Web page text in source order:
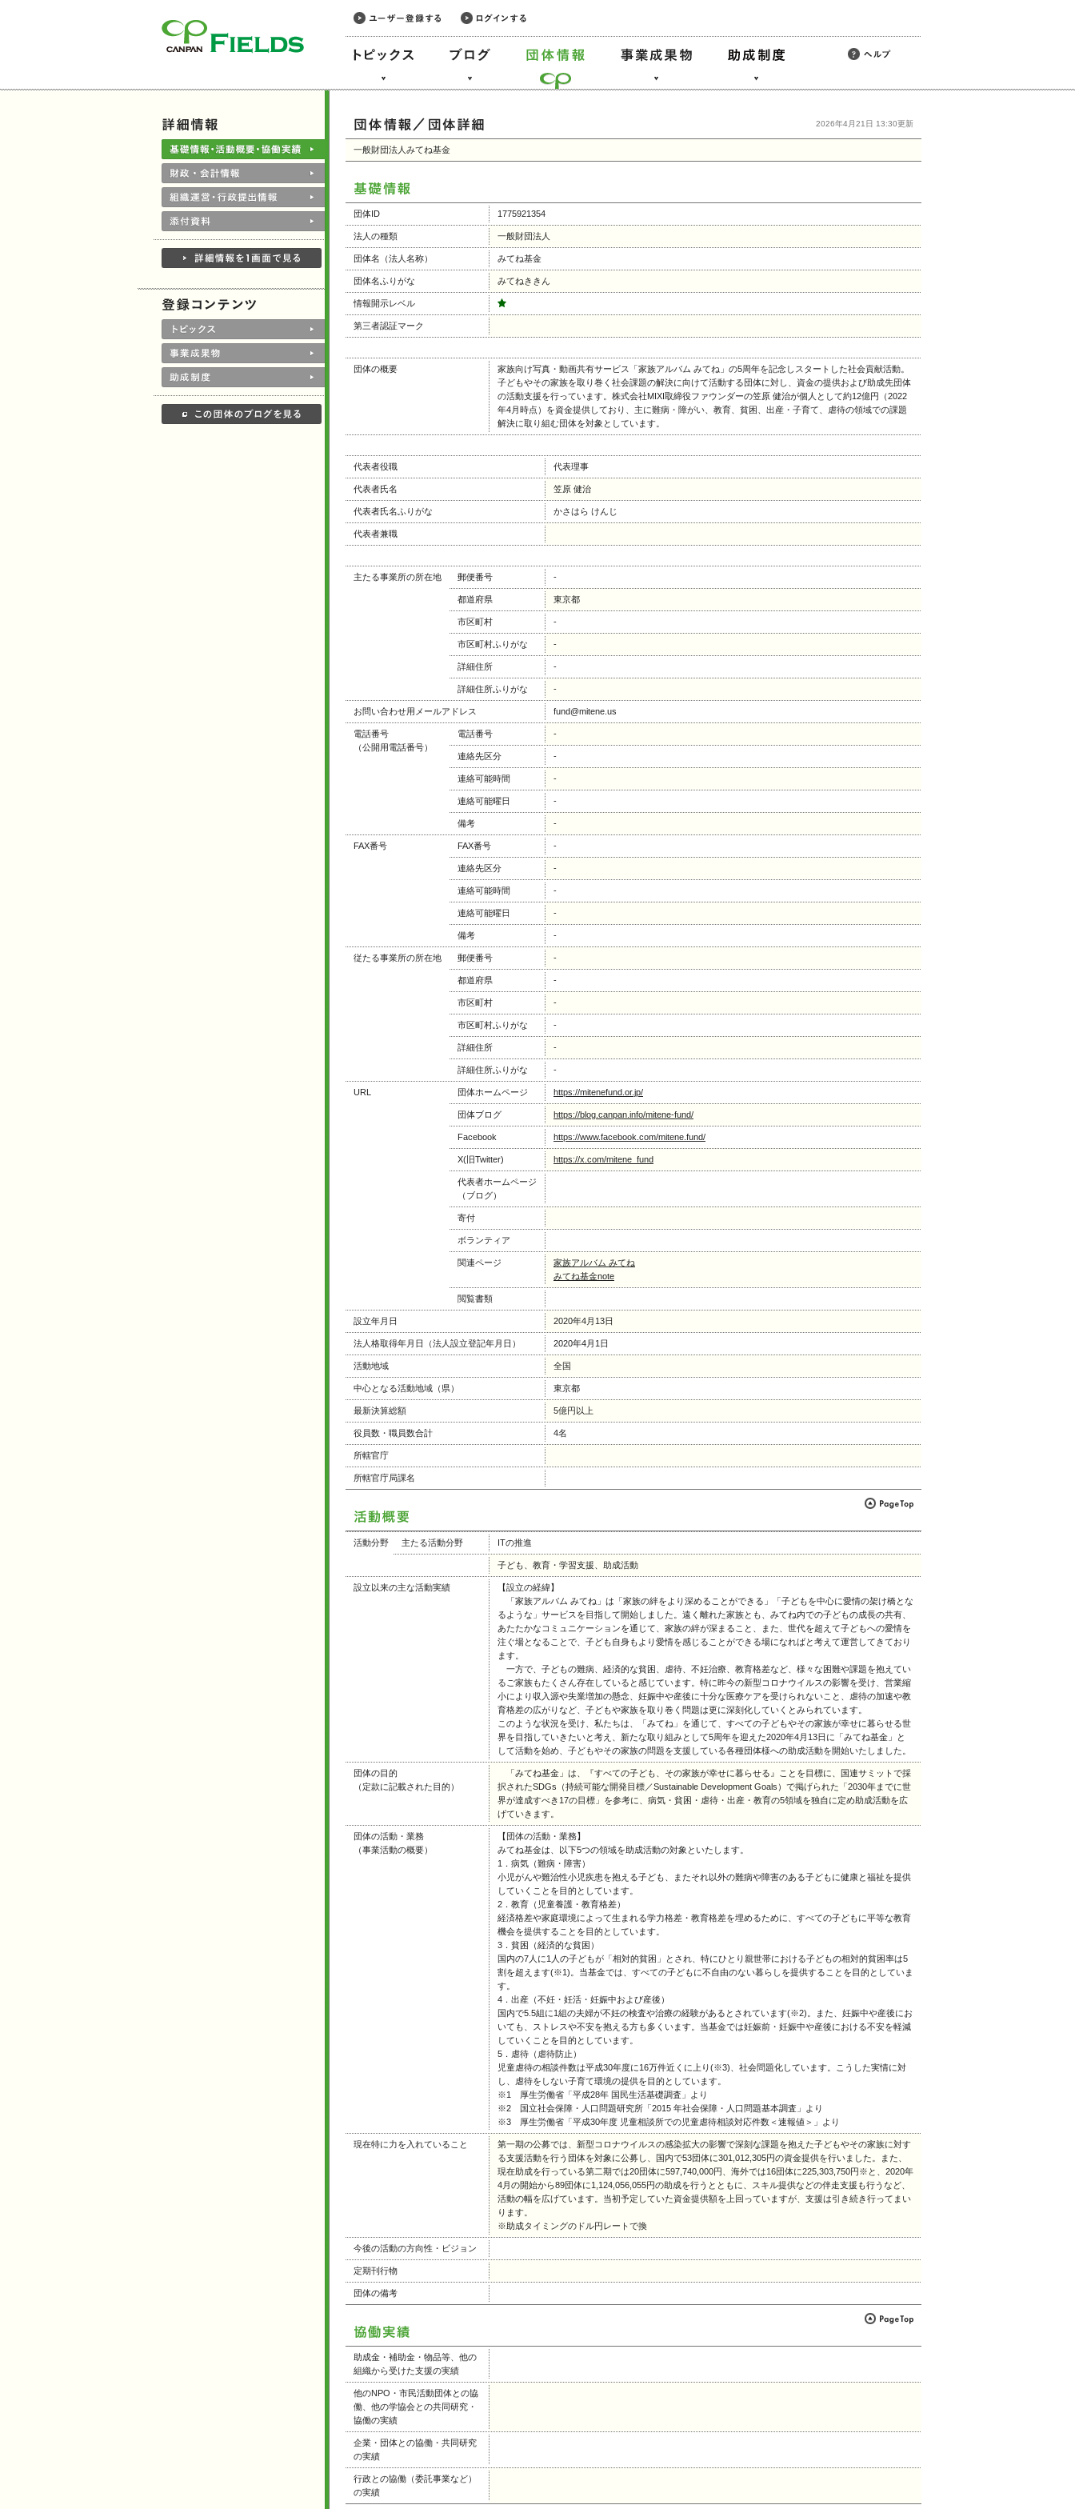
2026年4月21日 13:30更新
一般財団法人みてね基金
団体ID 1775921354
法人の種類 一般財団法人
団体名（法人名称） みてね基金
団体名ふりがな みてねききん
情報開示レベル
第三者認証マーク
団体の概要
家族向け写真・動画共有サービス「家族アルバム みてね」の5周年を記念しスタートした社会貢献活動。
子どもやその家族を取り巻く社会課題の解決に向けて活動する団体に対し、資金の提供および助成先団体
の活動支援を行っています。株式会社MIXI取締役ファウンダーの笠原 健治が個人として約12億円（2022
年4月時点）を資金提供しており、主に難病・障がい、教育、貧困、出産・子育て、虐待の領域での課題
解決に取り組む団体を対象としています。
代表者役職 代表理事
代表者氏名 笠原 健治
代表者氏名ふりがな かさはら けんじ
代表者兼職
主たる事業所の所在地 郵便番号 -
都道府県 東京都
市区町村 -
市区町村ふりがな -
詳細住所 -
詳細住所ふりがな -
お問い合わせ用メールアドレス fund@mitene.us
電話番号
（公開用電話番号）
電話番号 -
連絡先区分 -
連絡可能時間 -
連絡可能曜日 -
備考 -
FAX番号 FAX番号 -
連絡先区分 -
連絡可能時間 -
連絡可能曜日 -
備考 -
従たる事業所の所在地 郵便番号 -
都道府県 -
市区町村 -
市区町村ふりがな -
詳細住所 -
詳細住所ふりがな -
URL 団体ホームページ https://mitenefund.or.jp/
団体ブログ https://blog.canpan.info/mitene-fund/
Facebook https://www.facebook.com/mitene.fund/
X(旧Twitter) https://x.com/mitene_fund
代表者ホームページ
（ブログ）
寄付
ボランティア
関連ページ
家族アルバム みてね
みてね基金note
閲覧書類
設立年月日 2020年4月13日
法人格取得年月日（法人設立登記年月日） 2020年4月1日
活動地域 全国
中心となる活動地域（県） 東京都
最新決算総額 5億円以上
役員数・職員数合計 4名
所轄官庁
所轄官庁局課名
活動分野 主たる活動分野 ITの推進
子ども、教育・学習支援、助成活動
設立以来の主な活動実績
【設立の経緯】
「家族アルバム みてね」は「家族の絆をより深めることができる」「子どもを中心に愛情の架け橋とな
るような」サービスを目指して開始しました。遠く離れた家族とも、みてね内での子どもの成長の共有、
あたたかなコミュニケーションを通じて、家族の絆が深まること、また、世代を超えて子どもへの愛情を
注ぐ場となることで、子ども自身もより愛情を感じることができる場になればと考えて運営してきており
ます。
一方で、子どもの難病、経済的な貧困、虐待、不妊治療、教育格差など、様々な困難や課題を抱えてい
るご家族もたくさん存在していると感じています。特に昨今の新型コロナウイルスの影響を受け、営業縮
小により収入源や失業増加の懸念、妊娠中や産後に十分な医療ケアを受けられないこと、虐待の加速や教
育格差の広がりなど、子どもや家族を取り巻く問題は更に深刻化していくとみられています。
このような状況を受け、私たちは、「みてね」を通じて、すべての子どもやその家族が幸せに暮らせる世
界を目指していきたいと考え、新たな取り組みとして5周年を迎えた2020年4月13日に「みてね基金」と
して活動を始め、子どもやその家族の問題を支援している各種団体様への助成活動を開始いたしました。
団体の目的
（定款に記載された目的）
「みてね基金」は、『すべての子ども、その家族が幸せに暮らせる』ことを目標に、国連サミットで採
択されたSDGs（持続可能な開発目標／Sustainable Development Goals）で掲げられた「2030年までに世
界が達成すべき17の目標」を参考に、病気・貧困・虐待・出産・教育の5領域を独自に定め助成活動を広
げていきます。
団体の活動・業務
（事業活動の概要）
【団体の活動・業務】
みてね基金は、以下5つの領域を助成活動の対象といたします。
1．病気（難病・障害）
小児がんや難治性小児疾患を抱える子ども、またそれ以外の難病や障害のある子どもに健康と福祉を提供
していくことを目的としています。
2．教育（児童養護・教育格差）
経済格差や家庭環境によって生まれる学力格差・教育格差を埋めるために、すべての子どもに平等な教育
機会を提供することを目的としています。
3．貧困（経済的な貧困）
国内の7人に1人の子どもが「相対的貧困」とされ、特にひとり親世帯における子どもの相対的貧困率は5
割を超えます(※1)。当基金では、すべての子どもに不自由のない暮らしを提供することを目的としていま
す。
4．出産（不妊・妊活・妊娠中および産後）
国内で5.5組に1組の夫婦が不妊の検査や治療の経験があるとされています(※2)。また、妊娠中や産後にお
いても、ストレスや不安を抱える方も多くいます。当基金では妊娠前・妊娠中や産後における不安を軽減
していくことを目的としています。
5．虐待（虐待防止）
児童虐待の相談件数は平成30年度に16万件近くに上り(※3)、社会問題化しています。こうした実情に対
し、虐待をしない子育て環境の提供を目的としています。
※1 厚生労働省「平成28年 国民生活基礎調査」より
※2 国立社会保障・人口問題研究所「2015 年社会保障・人口問題基本調査」より
※3 厚生労働省「平成30年度 児童相談所での児童虐待相談対応件数＜速報値＞」より
現在特に力を入れていること
第一期の公募では、新型コロナウイルスの感染拡大の影響で深刻な課題を抱えた子どもやその家族に対す
る支援活動を行う団体を対象に公募し、国内で53団体に301,012,305円の資金提供を行いました。また、
現在助成を行っている第二期では20団体に597,740,000円、海外では16団体に225,303,750円※と、2020年
4月の開始から89団体に1,124,056,055円の助成を行うとともに、スキル提供などの伴走支援も行うなど、
活動の幅を広げています。当初予定していた資金提供額を上回っていますが、支援は引き続き行ってまい
ります。
※助成タイミングのドル円レートで換
今後の活動の方向性・ビジョン
定期刊行物
団体の備考
助成金・補助金・物品等、他の
組織から受けた支援の実績
他のNPO・市民活動団体との協
働、他の学協会との共同研究・
協働の実績
企業・団体との協働・共同研究
の実績
行政との協働（委託事業など）
の実績